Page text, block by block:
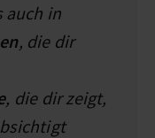
in
, die dir
, die dir zeigt,